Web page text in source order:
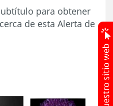
para obtener
de esta Alerta de